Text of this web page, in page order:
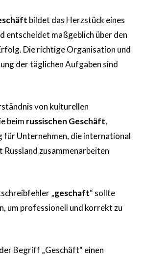
bildet das Herzstück eines
entscheidet maßgeblich über den
Die richtige Organisation und
der täglichen Aufgaben sind
von kulturellen
beim russischen Geschäft,
für Unternehmen, die international
zusammenarbeiten
„geschaft“ sollte
um professionell und korrekt zu
Begriff „Geschäft“ einen